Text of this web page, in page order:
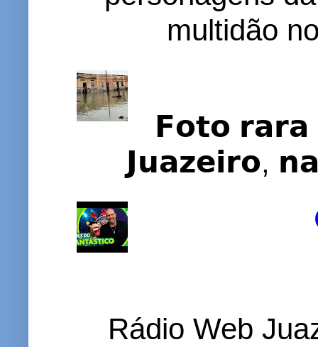
multidão
𝗙𝗼𝘁𝗼
𝗝𝘂𝗮𝘇𝗲𝗶𝗿𝗼,
Rádio Web